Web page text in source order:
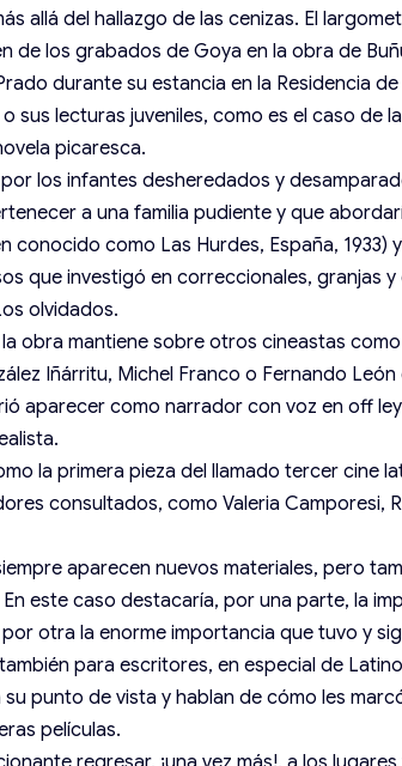
allá del hallazgo de las cenizas. El
de los grabados de Goya en la obra de
durante su estancia en la Residencia
sus lecturas juveniles, como es el caso de
picaresca.
los infantes desheredados y
a una familia pudiente y que
conocido como Las Hurdes, España, 1933)
que investigó en correccionales, granjas y
olvidados.
obra mantiene sobre otros cineastas
Iñárritu, Michel Franco o Fernando León
aparecer como narrador con voz en off
la primera pieza del llamado tercer cine
consultados, como Valeria Camporesi,
aparecen nuevos materiales, pero
este caso destacaría, por una parte, la
otra la enorme importancia que tuvo y
para escritores, en especial de
punto de vista y hablan de cómo les
películas.